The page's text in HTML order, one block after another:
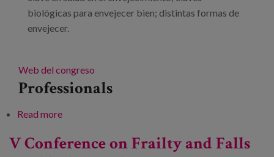
biológicas para envejecer bien; distintas formas de
envejecer.
Web del congreso
Professionals
Read moreabout 62 Congreso de la Sociedad Española de
V Conference on Frailty and Falls